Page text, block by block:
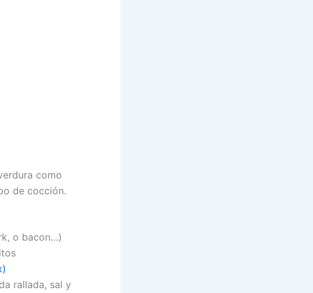
como
de cocción.
o bacon…)
rallada, sal y